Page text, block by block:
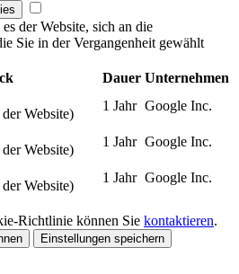
der Website, sich an die
Sie in der Vergangenheit gewählt
Dauer Unternehmen
Website)
1 Jahr Google Inc.
Website)
1 Jahr Google Inc.
Website)
1 Jahr Google Inc.
Richtlinie können Sie kontaktieren.
Einstellungen speichern